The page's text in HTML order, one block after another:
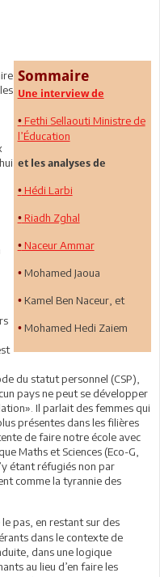
Sommaire
Une interview de
•Fethi Sellaouti Ministre de
l’Éducation
et les analyses de
•Hédi Larbi
•Riadh Zghal
•Naceur Ammar
•Mohamed Jaoua
•Kamel Ben Naceur, et
•Mohamed Hedi Zaiem
du statut personnel (CSP),
pays ne peut se développer
Il parlait des femmes qui
présentes dans les filières
de faire notre école avec
Maths et Sciences (Eco-G,
étant réfugiés non par
comme la tyrannie des
pas, en restant sur des
dans le contexte de
dans une logique
au lieu d’en faire les